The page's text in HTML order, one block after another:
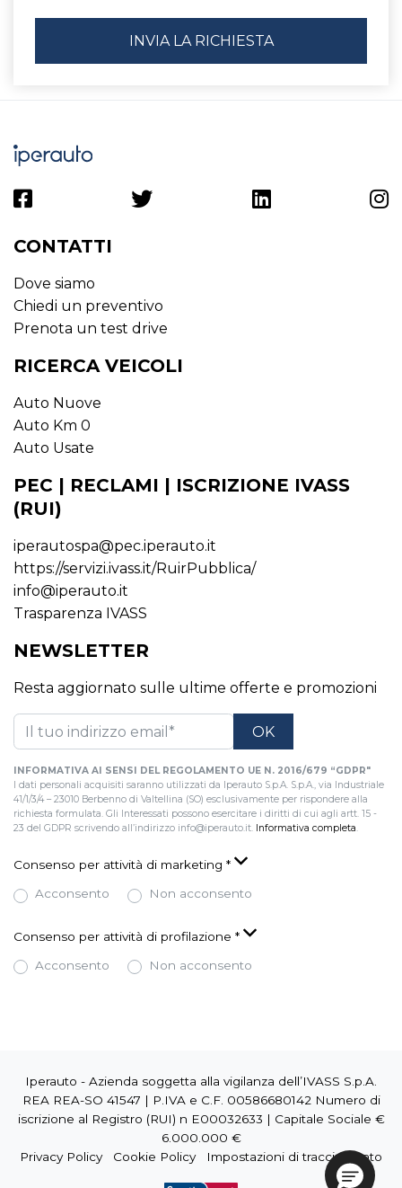
CONTATTI
Dove siamo
Chiedi un preventivo
Prenota un test drive
RICERCA VEICOLI
Auto Nuove
Auto Km 0
Auto Usate
PEC | RECLAMI | ISCRIZIONE IVASS
(RUI)
iperautospa@pec.iperauto.it
https://servizi.ivass.it/RuirPubblica/
info@iperauto.it
Trasparenza IVASS
NEWSLETTER
Resta aggiornato sulle ultime offerte e promozioni
INFORMATIVA AI SENSI DEL REGOLAMENTO UE N. 2016/679 “GDPR"
I dati personali acquisiti saranno utilizzati da Iperauto S.p.A. S.p.A., via Industriale
41/1/3/4 – 23010 Berbenno di Valtellina (SO) esclusivamente per rispondere alla
richiesta formulata. Gli Interessati possono esercitare i diritti di cui agli artt. 15 -
23 del GDPR scrivendo all’indirizzo info@iperauto.it. Informativa completa.
Consenso per attività di marketing *
Acconsento
Non acconsento
Consenso per attività di profilazione *
Acconsento
Non acconsento
Iperauto - Azienda soggetta alla vigilanza dell’IVASS S.p.A.
REA REA-SO 41547 | P.IVA e C.F. 00586680142 Numero di
iscrizione al Registro (RUI) n E00032633 | Capitale Sociale €
6.000.000 €
Privacy Policy
Cookie Policy Impostazioni di tracciamento